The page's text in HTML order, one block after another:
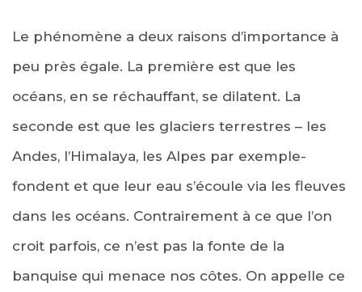
Le phénomène a deux raisons d’importance à
peu près égale. La première est que les
océans, en se réchauffant, se dilatent. La
seconde est que les glaciers terrestres – les
Andes, l’Himalaya, les Alpes par exemple-
fondent et que leur eau s’écoule via les fleuves
dans les océans. Contrairement à ce que l’on
croit parfois, ce n’est pas la fonte de la
banquise qui menace nos côtes. On appelle ce